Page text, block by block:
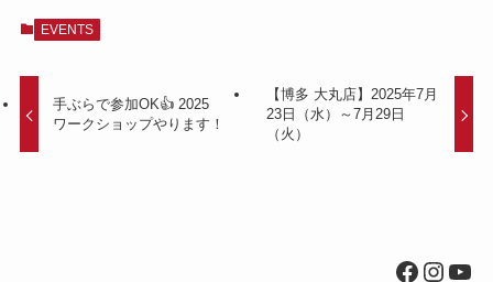
EVENTS
手ぶらで参加OK👍 2025
ワークショップやります！
【博多 大丸店】2025年7月
23日（水）～7月29日
（火）